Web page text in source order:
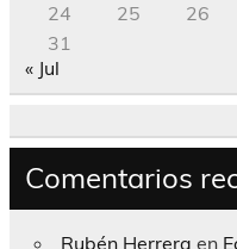
24
25 26
31
« Jul
Comentarios
Rubén Herrera en